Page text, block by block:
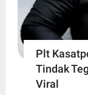
Plt
Tindak
Viral